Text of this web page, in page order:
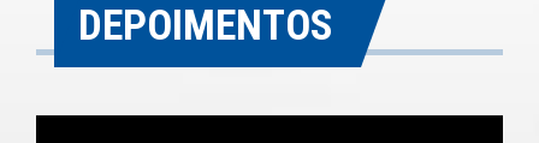
DEPOIMENTOS